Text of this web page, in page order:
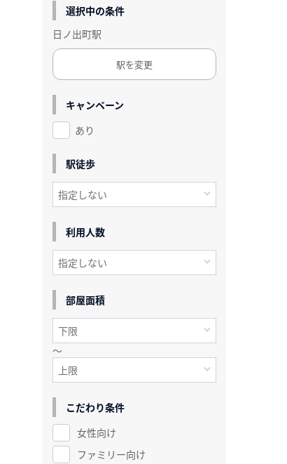
選択中の条件
日ノ出町駅
駅を変更
キャンペーン
あり
駅徒歩
利用人数
部屋面積
～
こだわり条件
女性向け
ファミリー向け